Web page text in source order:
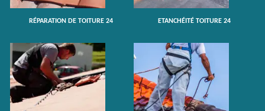
RÉPARATION DE TOITURE 24 ETANCHÉITÉ TOITURE 24